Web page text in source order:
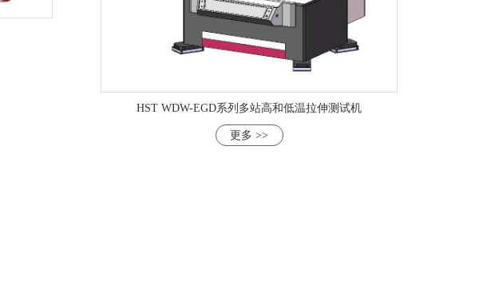
HST WDW-EGD系列多站高和低温拉伸测试机
更多 >>